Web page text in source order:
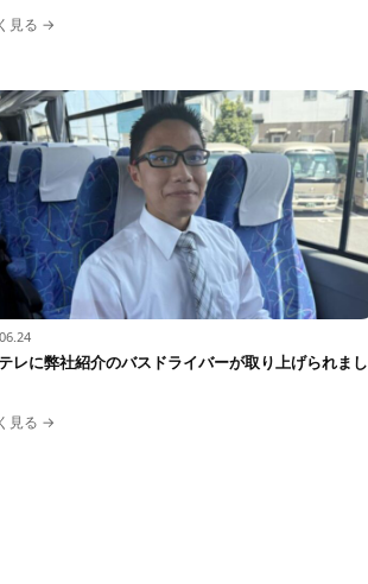
見る →
レに弊社紹介のバスドライバーが取り上げられまし
見る →